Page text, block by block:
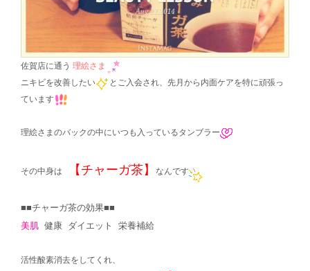
佐賀店に通う 理絵さま
ニキビを改善したい
とご入会され、先月から内面ケアを特に頑張っ
ています
理絵さまのバックの中にいつも入っているタンブラー
その中身は 【チャーガ茶】 なんです
■■チャーガ茶の効果■■
美肌 健康 ダイエット 栄養補給
活性酸素消去をしてくれ、